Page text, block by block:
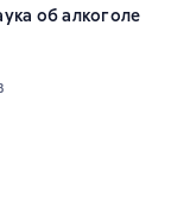
об алкоголе
основе 246 оценок